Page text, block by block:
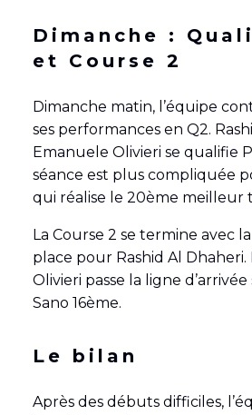
Dimanche :
et Course 2
Dimanche matin, l’équipe
ses performances en Q2.
Emanuele Olivieri se qualifie
séance est plus compliquée
qui réalise le 20ème meilleur
La Course 2 se termine avec
place pour Rashid Al
Olivieri passe la ligne
Sano 16ème.
Le bilan
Après des débuts difficiles,